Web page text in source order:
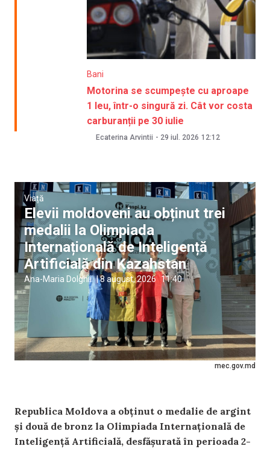
Bani
Motorina se scumpește cu aproape
1 leu, într-o singură zi. Cât vor costa
carburanții pe 30 iulie
Ecaterina Arvintii - 29 iul. 2026 12:12
mec.gov.md
Viață
Elevii moldoveni au obținut trei
medalii la Olimpiada
Internațională de Inteligență
Artificială din Kazahstan
Ana-Maria Dolghii |8 august, 2026 11:40
Republica Moldova a obținut o medalie de argint
și două de bronz la Olimpiada Internațională de
Inteligență Artificială, desfășurată în perioada 2-